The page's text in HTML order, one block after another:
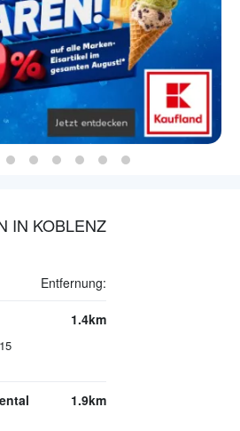
IN KOBLENZ
Entfernung:
1.4km
1.9km